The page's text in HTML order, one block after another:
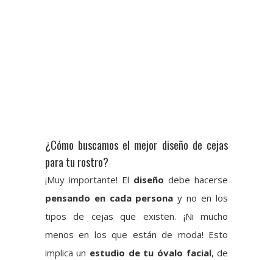
¿Cómo buscamos el mejor diseño de cejas
para tu rostro?
¡Muy importante! El diseño debe hacerse
pensando en cada persona y no en los
tipos de cejas que existen. ¡Ni mucho
menos en los que están de moda! Esto
implica un estudio de tu óvalo facial, de